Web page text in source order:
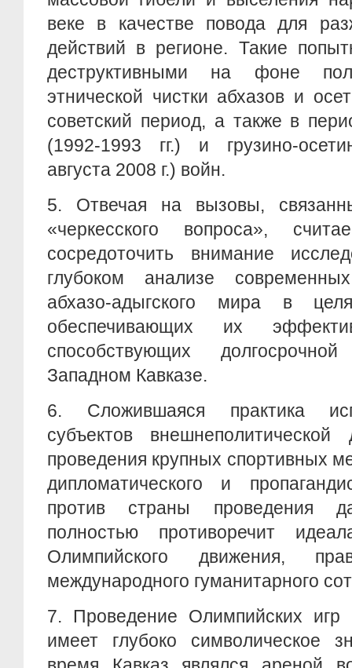
веке в качестве повода для
действий в регионе. Такие
деструктивными на фоне
этнической чистки абхазов и
советский период, а также в
(1992-1993 гг.) и грузино-
августа 2008 г.) войн.
5. Отвечая на вызовы,
«черкесского вопроса»,
сосредоточить внимание
глубоком анализе
абхазо-адыгского мира в
обеспечивающих их
способствующих
Западном Кавказе.
6. Сложившаяся практика
субъектов внешнеполитической
проведения крупных спортивных
дипломатического и
против страны проведения
полностью противоречит
Олимпийского движения,
международного гуманитарного
7. Проведение Олимпийских
имеет глубоко символическое